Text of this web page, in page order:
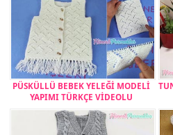
PÜSKÜLLÜ BEBEK YELEĞİ MODELİ
YAPIMI TÜRKÇE VİDEOLU